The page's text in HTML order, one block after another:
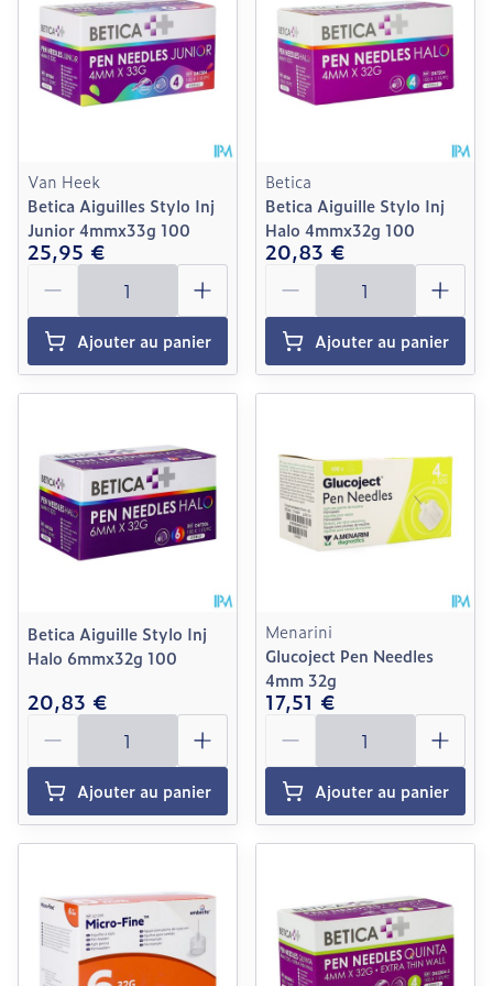
Van Heek
Betica Aiguilles Stylo Inj
Junior 4mmx33g 100
25,95 €
Quantité
Ajouter au panier
Betica
Betica Aiguille Stylo Inj
Halo 4mmx32g 100
20,83 €
Quantité
Ajouter au panier
Betica Aiguille Stylo Inj
Halo 6mmx32g 100
20,83 €
Quantité
Ajouter au panier
Menarini
Glucoject Pen Needles
4mm 32g
17,51 €
Quantité
Ajouter au panier